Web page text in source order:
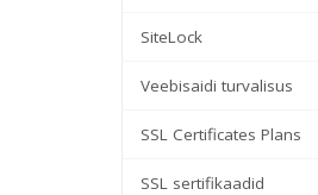
SiteLock
Veebisaidi turvalisus
SSL Certificates Plans
SSL sertifikaadid